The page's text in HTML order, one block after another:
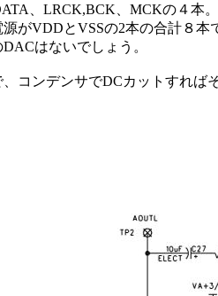
、LRCK,BCK、MCKの４本。
がVDDとVSSの2本の合計８本
はないでしょう。
コンデンサでDCカットすれば